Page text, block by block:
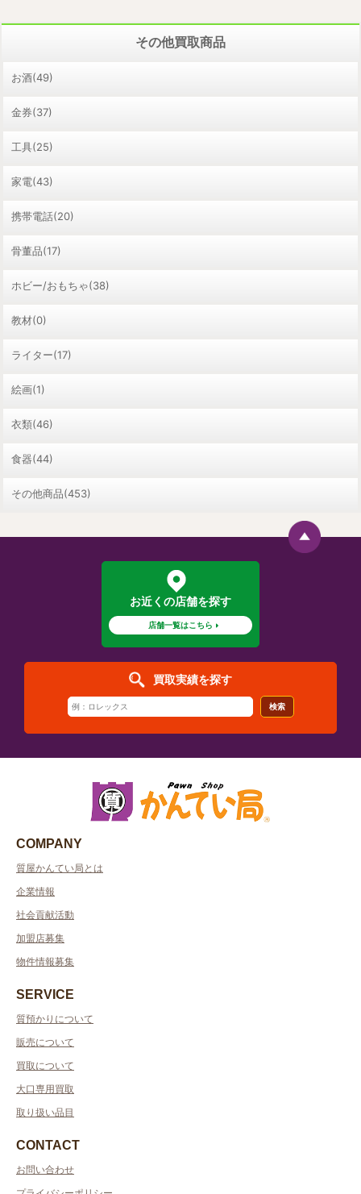
その他買取商品
お酒(49)
金券(37)
工具(25)
家電(43)
携帯電話(20)
骨董品(17)
ホビー/おもちゃ(38)
教材(0)
ライター(17)
絵画(1)
衣類(46)
食器(44)
その他商品(453)
お近くの店舗を探す
店舗一覧はこちら
買取実績を探す
検索
COMPANY
質屋かんてい局とは
企業情報
社会貢献活動
加盟店募集
物件情報募集
SERVICE
質預かりについて
販売について
買取について
大口専用買取
取り扱い品目
CONTACT
お問い合わせ